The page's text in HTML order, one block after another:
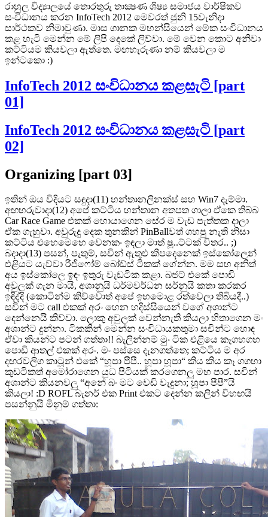
රාහුල විද්‍යාලයේ තොරතුරු තාක්‍ෂණ ශිෂ්‍ය සමාජය වාර්ෂිකව
සංවිධානය කරන InfoTech 2012 මෙවරත් ජුනි 15වැනිදා
සාර්ථකව නිමාවුණා. මාස ගානක මහන්සියෙන් මේක සංවිධානය
කළ හැටි මෙන්න මේ ලිපි දෙකේ ලිව්වා. මේ වෙන කොට අනිවා
කට්ටියම කියවලා ඇත්තෙ. මඟහැරුණා නම් කියවලා ම
ඉන්ටකො :)
InfoTech 2012 සංවිධානය කළසැටි [part
01]
InfoTech 2012 සංවිධානය කළසැටි [part
02]
Organizing [part 03]
ඉතින් ඔය විදියට සඳුදා(11) හන්තානලිනක්ස් සහ Win7 දැම්මා.
අඟහරුවාදා(12) අපේ කට්ටිය හන්තාන අතපත ගාලා ඒකෙ තිබ්බ
Car Race Game එකක් හොයාගෙන සේර ම වැඩ පැත්තක දාලා
ඒක ගැහුවා. අවුරුදු දෙක තුනකින් PinBallවත් ගහපු නැති නිසා
කට්ටිය එහෙමෙහෙ වෙනකං ඉඳලා මාත් ෂූ..ට්ටක් විතර.. ;)
බදාදා(13) පසන්, පැතුම්, සචින් ඇතුළු කීපදෙනෙක් ඉස්කෝලෙන්
එළියට යැව්වා රිජිෆෝම් බෝඩ්ස් ටිකක් ගේන්න. මම සහ අනිත්
අය ඉස්කෝලෙ ඉඳං ඉතුරු වැඩටික කළා. බජට් එකේ පොඩි
අවුලක් ගැන මායි, අශානුයි ධර්මවර්ධන සර්නුයි කතා කරකර
ඉඳිද්දි (කොටින්ම කිව්වොත් අපේ ඉහමොළ රත්වෙලා තිබියදී..)
සචින් මට call එකක් අරං හෙන හදිස්සියෙන් වගේ අශාන්ට
දෙන්නෙයි කිව්වා. ලොකු අවුලක් වෙන්නැති කියලා හිතාගෙන මං
අශාන්ට දුන්නා. ටිකකින් මෙන්න සංවිධායකතුමා සචින්ට හොඳ
ඒවා කියන්ට පටන් ගත්තා!! බැලින්නම් මුං ටික එළියෙ කෑගහගහ
පොඩි ආතල් එකක් අරං. මං පස්සෙ දැනගත්තෙ; කට්ටිය ම අර
දඟරවලිග කාටූන් එකේ “හූපා පීපී.. හූපා හූපා“ කිය කිය කෑ ගගහා
කුඩටිකත් අමෝරාගෙන යුධ පිටියක් කරගෙනලු මහ පාර. සචින්
අශාන්ට කියනවලු “අනේ බං මට වෙඩි වැදුනා; හූපා පීපී”යි
කියලා! :D ROFL බැනර් එක Print එකට දෙන්න කලින් විහඟයි
පසන්නුයි මිනුම් ගත්තා: